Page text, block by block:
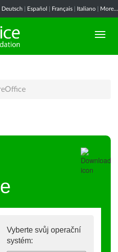
Deutsch Español Français Italiano More...
Vyberte svůj operační
systém: